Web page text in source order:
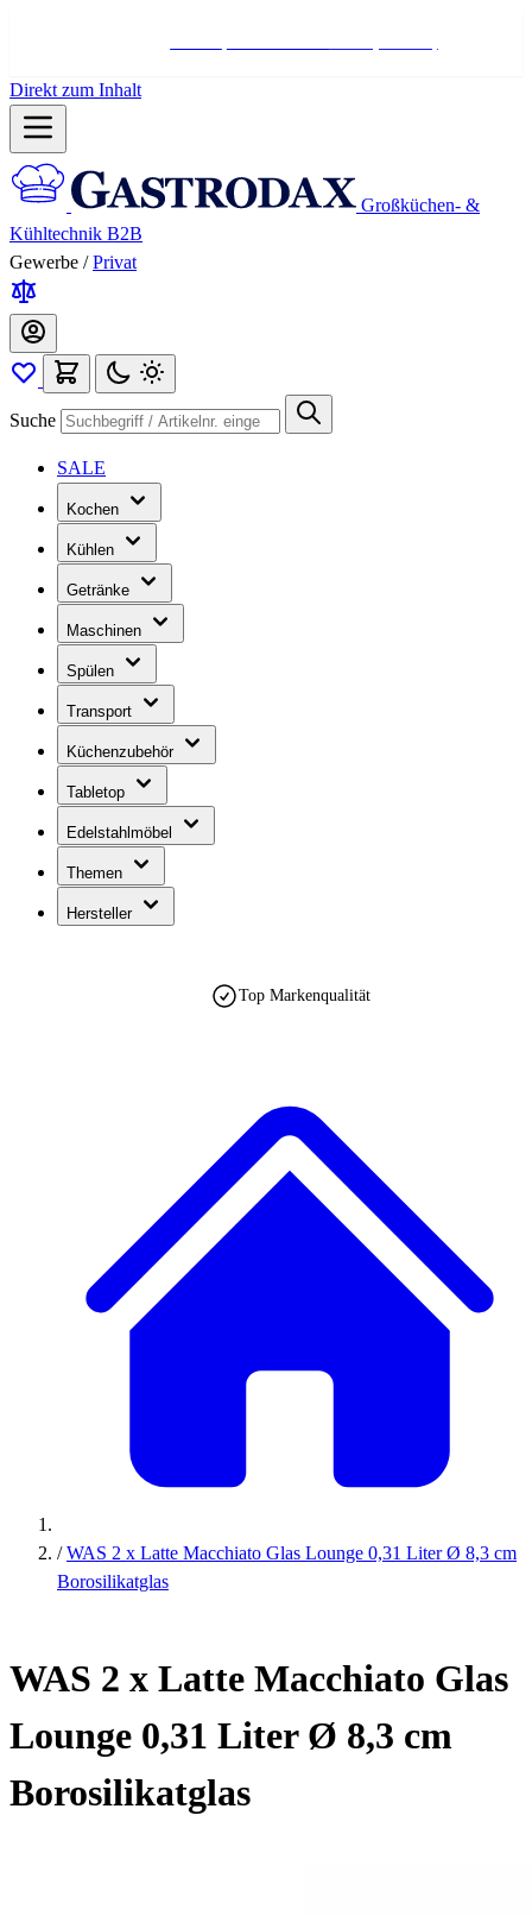
Direkt zum Inhalt
Großküchen- &
Kühltechnik B2B
Gewerbe / Privat
Suche
SALE
Kochen
Kühlen
Getränke
Maschinen
Spülen
Transport
Küchenzubehör
Tabletop
Edelstahlmöbel
Themen
Hersteller
Top Markenqualität
/ WAS 2 x Latte Macchiato Glas Lounge 0,31 Liter Ø 8,3 cm
Borosilikatglas
WAS 2 x Latte Macchiato Glas
Lounge 0,31 Liter Ø 8,3 cm
Borosilikatglas